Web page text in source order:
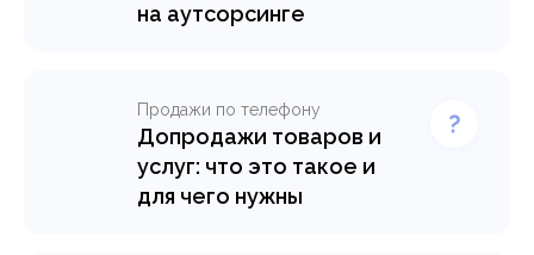
на аутсорсинге
Продажи по телефону
Допродажи товаров и
услуг: что это такое и
для чего нужны